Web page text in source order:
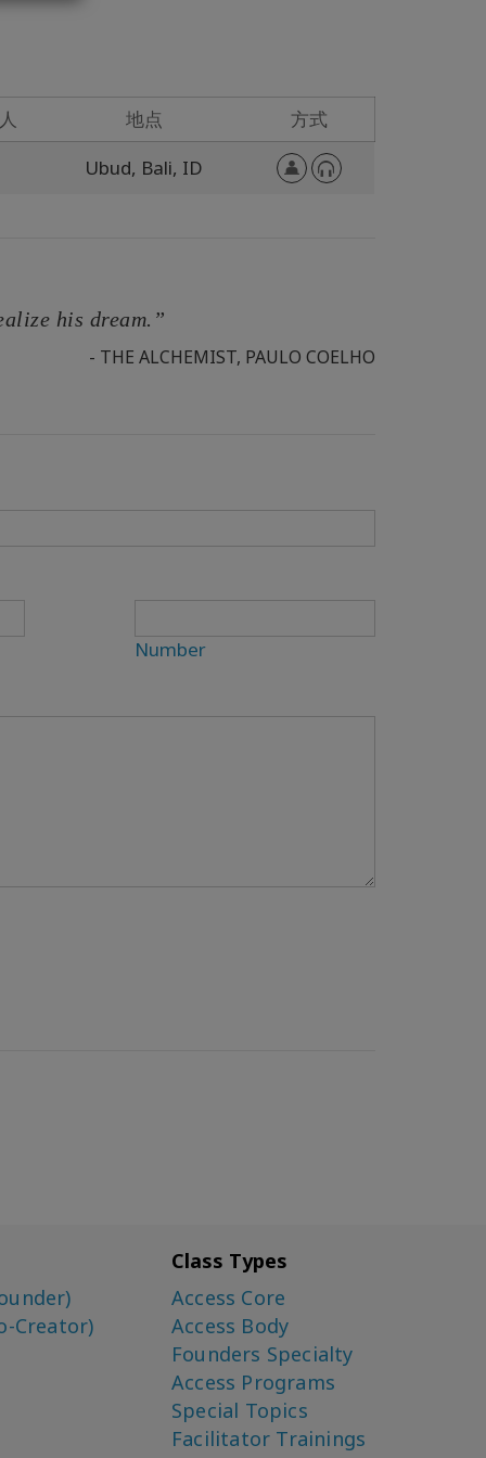
地点
方式
Ubud, Bali, ID
his dream.”
- THE ALCHEMIST, PAULO COELHO
Number
Creator)
Class Types
Access Core
Access Body
Founders Specialty
Access Programs
Special Topics
Facilitator Trainings